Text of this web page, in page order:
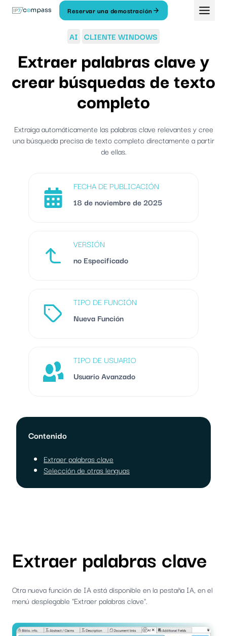
Reservar una demostración
AI CLIENTE WINDOWS
Extraer palabras clave y
crear búsquedas de texto
completo
Extraiga automáticamente las palabras clave relevantes y cree
una búsqueda precisa de texto completo directamente a partir
de ellas.
FECHA DE PUBLICACIÓN
18 de noviembre de 2025
VERSIÓN
no Especificado
TIPO DE FUNCIÓN
Nueva Función
TIPO DE USUARIO
Usuario Avanzado
Contenido
Extraer palabras clave
Selección de otras lenguas
Extraer palabras clave
Otra nueva función de IA está disponible en la pestaña IA, en el
menú desplegable "Extraer palabras clave".